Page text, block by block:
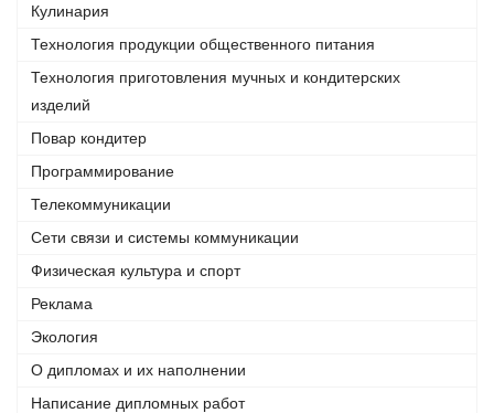
Кулинария
Технология продукции общественного питания
Технология приготовления мучных и кондитерских
изделий
Повар кондитер
Программирование
Телекоммуникации
Сети связи и системы коммуникации
Физическая культура и спорт
Реклама
Экология
О дипломах и их наполнении
Написание дипломных работ